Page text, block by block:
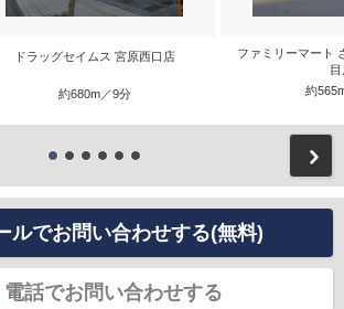
ドラッグセイムス 宮原西口店
約680m／9分
ファミリーマート
目
約
ルでお問い合わせする(無料)
電話でお問い合わせする